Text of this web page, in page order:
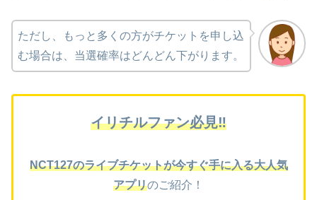
ただし、もっと多くの方がチケットを申し込
む場合は、当選確率はどんどん下がります。
イリチルファン必見‼
NCT127のライブチケットが今すぐ手に入る大人気
アプリのご紹介！